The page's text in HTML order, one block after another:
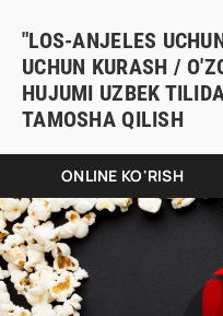
"LOS-ANJELES
UCHUN KURASH /
HUJUMI UZBEK
TAMOSHA QILISH
ONLINE KO'RISH